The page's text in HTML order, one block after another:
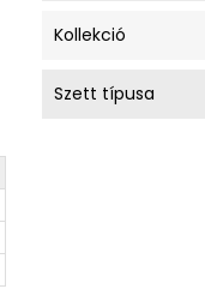
Kollekció
Szett típusa